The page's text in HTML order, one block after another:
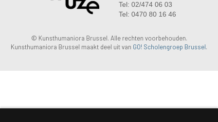
Tel: 02/474 06 03
Tel: 0470 80 16 46
© Kunsthumaniora Brussel. Alle rechten voorbehouden.
Kunsthumaniora Brussel maakt deel uit van GO! Scholengroep Brussel.